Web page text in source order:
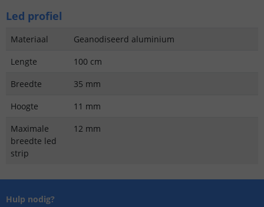
Led profiel
Materiaal
Geanodiseerd aluminium
Lengte
100 cm
Breedte
35 mm
Hoogte
11 mm
Maximale
breedte led
strip
12 mm
Hulp nodig?